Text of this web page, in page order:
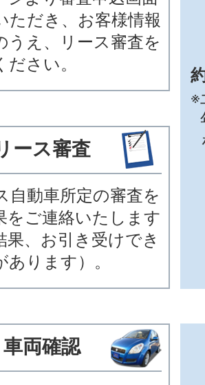
ただき、お客様情報
うえ、リース審査を
ださい。
ース審査
自動車所定の審査を
をご連絡いたします
果、お引き受けでき
あります）。
車両確認
※